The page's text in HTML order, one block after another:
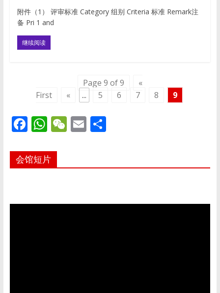
附件（1） 评审标准 Category 组别 Criteria 标准 Remark注
备 Pri 1 and
继续阅读
Page 9 of 9
«
First
« ... 5 6 7 8 9
F
e
b
o
W
at
s
p
W
h
E
l
S
e
会馆短片